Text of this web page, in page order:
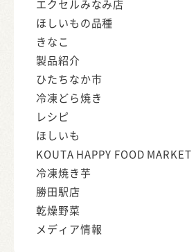
エクセルみなみ店
ほしいもの品種
きなこ
製品紹介
ひたちなか市
冷凍どら焼き
レシピ
ほしいも
KOUTA HAPPY FOOD MARKET
冷凍焼き芋
勝田駅店
乾燥野菜
メディア情報